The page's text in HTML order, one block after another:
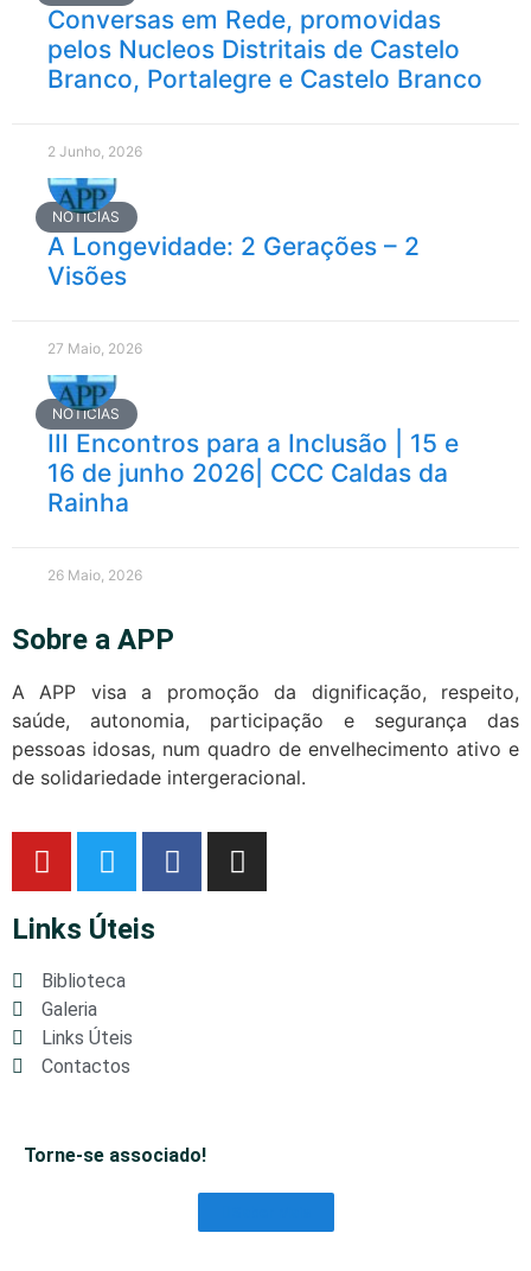
Conversas em Rede, promovidas
pelos Nucleos Distritais de Castelo
Branco, Portalegre e Castelo Branco
2 Junho, 2026
NOTÍCIAS
A Longevidade: 2 Gerações – 2
Visões
27 Maio, 2026
NOTÍCIAS
III Encontros para a Inclusão | 15 e
16 de junho 2026| CCC Caldas da
Rainha
26 Maio, 2026
Sobre a APP
A APP visa a promoção da dignificação, respeito,
saúde, autonomia, participação e segurança das
pessoas idosas, num quadro de envelhecimento ativo e
de solidariedade intergeracional.
Links Úteis
Biblioteca
Galeria
Links Úteis
Contactos
Torne-se associado!